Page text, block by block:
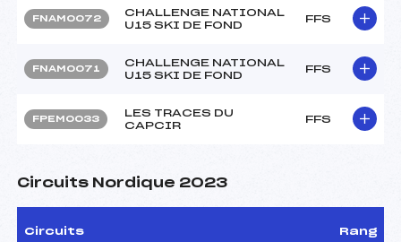
FNAM0072
CHALLENGE NATIONAL
U15 SKI DE FOND
FFS
FNAM0071
CHALLENGE NATIONAL
U15 SKI DE FOND
FFS
FPEM0033
LES TRACES DU
CAPCIR
FFS
Circuits Nordique 2023
Circuits Rang